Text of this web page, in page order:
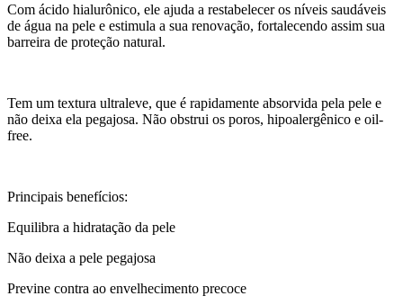
Com ácido hialurônico, ele ajuda a restabelecer os níveis saudáveis
de água na pele e estimula a sua renovação, fortalecendo assim sua
barreira de proteção natural.
Tem um textura ultraleve, que é rapidamente absorvida pela pele e
não deixa ela pegajosa. Não obstrui os poros, hipoalergênico e oil-
free.
Principais benefícios:
Equilibra a hidratação da pele
Não deixa a pele pegajosa
Previne contra ao envelhecimento precoce